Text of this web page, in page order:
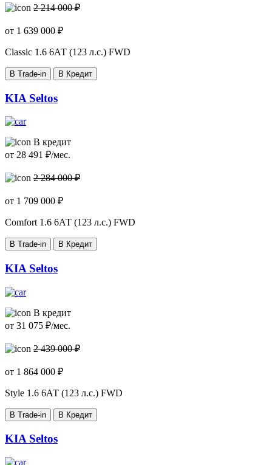
2 214 000 ₽
от 1 639 000 ₽
Classic 1.6 6АТ (123 л.с.) FWD
В Trade-in В Кредит
KIA Seltos
В кредит
от 28 491 ₽/мес.
2 284 000 ₽
от 1 709 000 ₽
Comfort 1.6 6АТ (123 л.с.) FWD
В Trade-in В Кредит
KIA Seltos
В кредит
от 31 075 ₽/мес.
2 439 000 ₽
от 1 864 000 ₽
Style 1.6 6АТ (123 л.с.) FWD
В Trade-in В Кредит
KIA Seltos